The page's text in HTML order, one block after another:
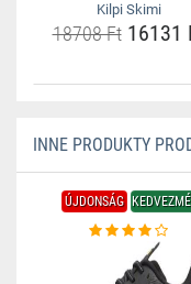
Kilpi Skimi
18708 Ft16131
INNE PRODUKTY
ÚJDONSÁG